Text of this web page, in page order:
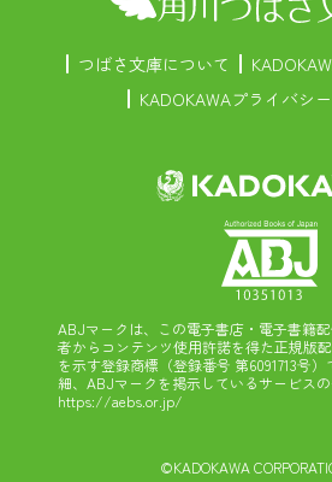
つばさ文庫について
KADOKAWAプライバシ
ABJマークは、この電子書店・電子書籍
者からコンテンツ使用許諾を得た正規版
を示す登録商標（登録番号 第6091713号
細、ABJマークを掲示しているサービスの
https://aebs.or.jp/
©KADOKAWA